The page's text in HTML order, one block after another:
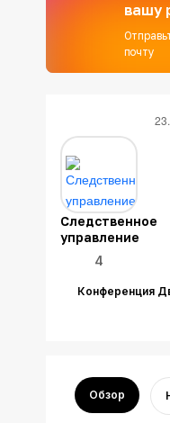
вашу
почту
Следственное
управление
Конференция
4
Обзор